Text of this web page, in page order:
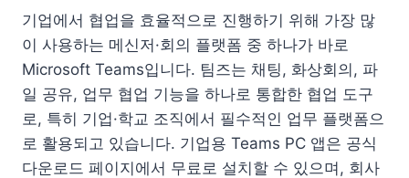
기업에서 협업을 효율적으로 진행하기 위해 가장 많
이 사용하는 메신저·회의 플랫폼 중 하나가 바로
Microsoft Teams입니다. 팀즈는 채팅, 화상회의, 파
일 공유, 업무 협업 기능을 하나로 통합한 협업 도구
로, 특히 기업·학교 조직에서 필수적인 업무 플랫폼으
로 활용되고 있습니다. 기업용 Teams PC 앱은 공식
다운로드 페이지에서 무료로 설치할 수 있으며, 회사